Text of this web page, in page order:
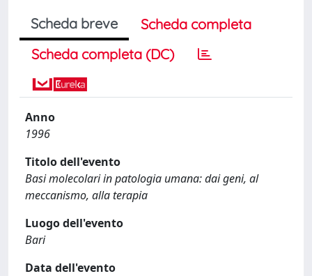
Scheda breve
Scheda completa
Scheda completa (DC)
Anno
1996
Titolo dell'evento
Basi molecolari in patologia umana: dai geni, al
meccanismo, alla terapia
Luogo dell'evento
Bari
Data dell'evento